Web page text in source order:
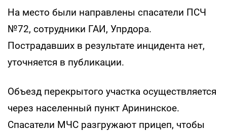
На место были направлены спасатели ПСЧ
№72, сотрудники ГАИ, Упрдора.
Пострадавших в результате инцидента нет,
уточняется в публикации.
Объезд перекрытого участка осуществляется
через населенный пункт Арининское.
Спасатели МЧС разгружают прицеп, чтобы